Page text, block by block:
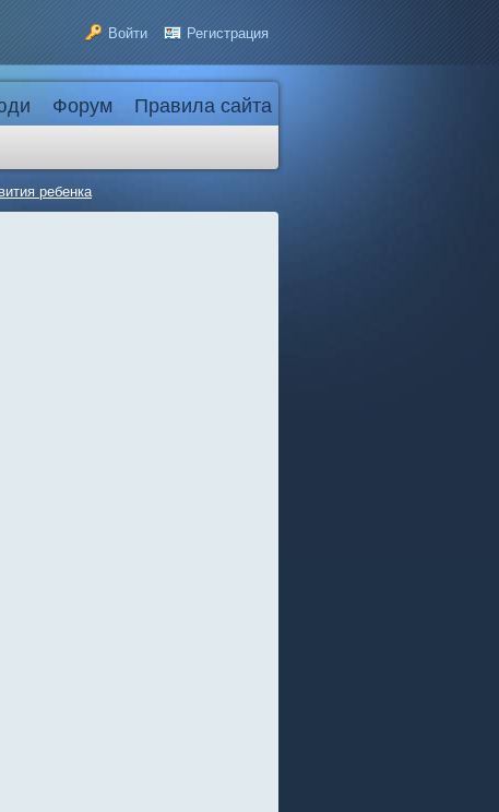
Войти Регистрация
Форум
Правила сайта
ребенка